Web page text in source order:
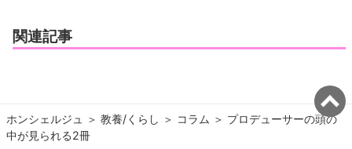
関連記事
ホンシェルジュ ＞ 教養/くらし ＞ コラム ＞ プロデューサーの頭の
中が見られる2冊